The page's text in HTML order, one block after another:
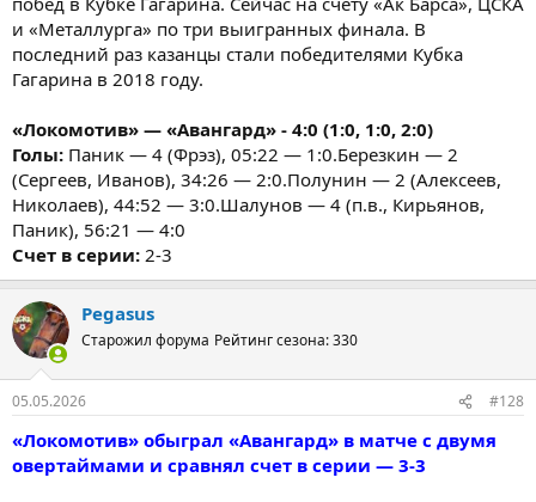
и «Металлурга» по три выигранных финала. В
последний раз казанцы стали победителями Кубка
Гагарина в 2018 году.
«Локомотив» — «Авангард» - 4:0 (1:0, 1:0, 2:0)
Голы: Паник — 4 (Фрэз), 05:22 — 1:0.Березкин — 2
(Сергеев, Иванов), 34:26 — 2:0.Полунин — 2 (Алексеев,
Николаев), 44:52 — 3:0.Шалунов — 4 (п.в., Кирьянов,
Паник), 56:21 — 4:0
Счет в серии: 2-3
Pegasus
Старожил форума Рейтинг сезона: 330
05.05.2026 #128
«Локомотив» обыграл «Авангард» в матче с двумя
овертаймами и сравнял счет в серии — 3-3